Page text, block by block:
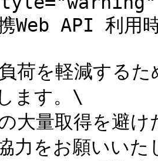
Web API 利用
荷を軽減するた
ます。\
力をお願いいた